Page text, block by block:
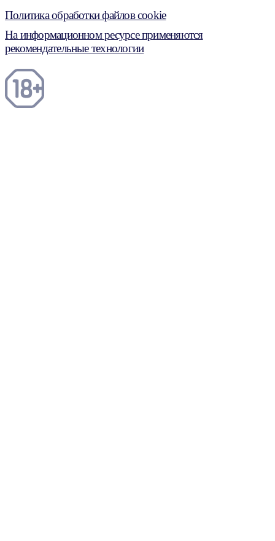
Политика обработки файлов cookie
На информационном ресурсе применяются
рекомендательные технологии